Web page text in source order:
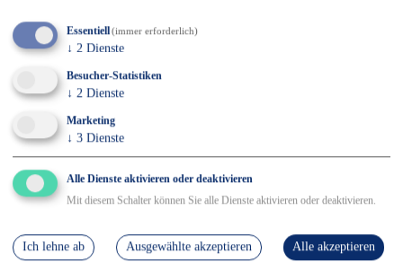
Essentiell(immer erforderlich)
↓ 2 Dienste
Besucher-Statistiken
↓ 2 Dienste
Marketing
↓ 3 Dienste
Alle Dienste aktivieren oder deaktivieren
Mit diesem Schalter können Sie alle Dienste aktivieren oder deaktivieren.
Ich lehne ab Ausgewählte akzeptieren Alle akzeptieren
-
In den Warenkorb
✓ Kostenfreier Versand innerhalb DE ab 150€
✓ Versand mit DHL
✓ Kostenfreier Rückversand
✓ Sicher Einkaufen & Bezahlen
Details